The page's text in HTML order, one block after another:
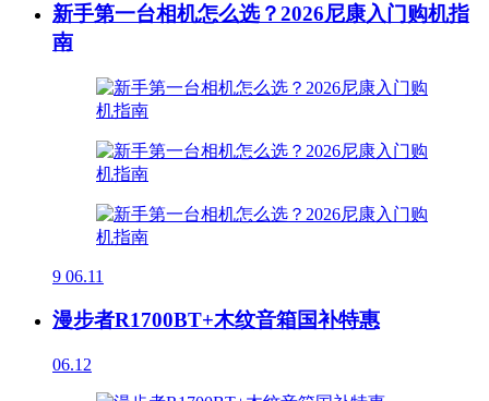
新手第一台相机怎么选？2026尼康入门购机指
南
9 06.11
漫步者R1700BT+木纹音箱国补特惠
06.12